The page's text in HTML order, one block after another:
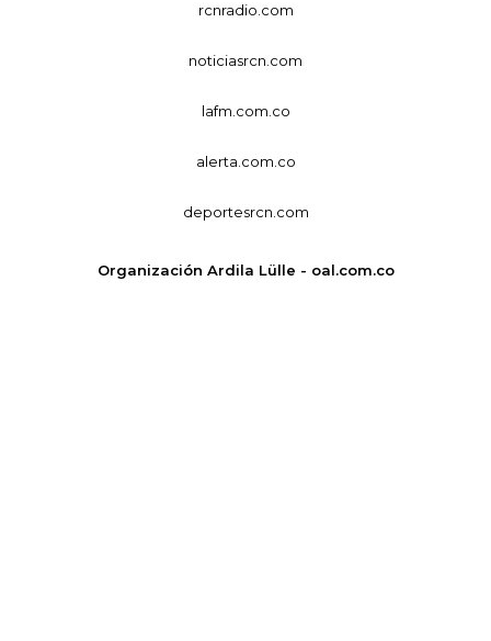
rcnradio.com
noticiasrcn.com
lafm.com.co
alerta.com.co
deportesrcn.com
Organización Ardila Lülle - oal.com.co